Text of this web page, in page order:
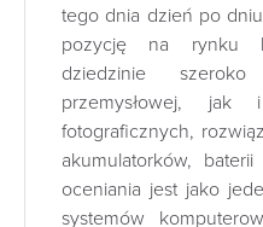
tego dnia dzień po
pozycję na rynku
dziedzinie
przemysłowej, jak
fotograficznych,
akumulatorków,
oceniania jest jako
systemów